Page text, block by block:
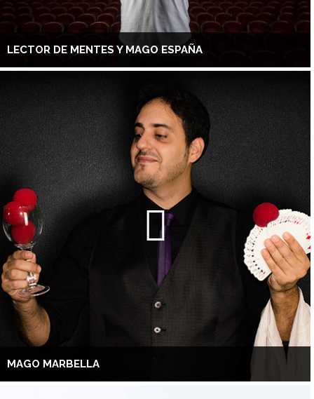
LECTOR DE MENTES Y MAGO ESPAÑA
MAGO MARBELLA